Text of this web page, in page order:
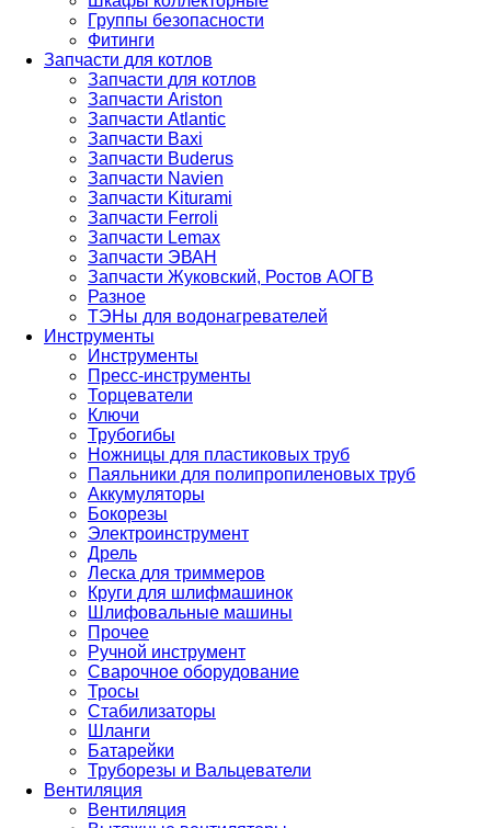
Группы безопасности
Фитинги
Запчасти для котлов
Запчасти для котлов
Запчасти Ariston
Запчасти Atlantic
Запчасти Baxi
Запчасти Buderus
Запчасти Navien
Запчасти Kiturami
Запчасти Ferroli
Запчасти Lemax
Запчасти ЭВАН
Запчасти Жуковский, Ростов АОГВ
Разное
ТЭНы для водонагревателей
Инструменты
Инструменты
Пресс-инструменты
Торцеватели
Ключи
Трубогибы
Ножницы для пластиковых труб
Паяльники для полипропиленовых труб
Аккумуляторы
Бокорезы
Электроинструмент
Дрель
Леска для триммеров
Круги для шлифмашинок
Шлифовальные машины
Прочее
Ручной инструмент
Сварочное оборудование
Тросы
Стабилизаторы
Шланги
Батарейки
Труборезы и Вальцеватели
Вентиляция
Вентиляция